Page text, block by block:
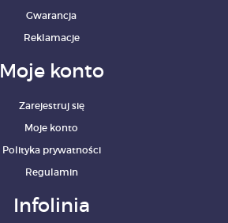
Gwarancja
Reklamacje
Moje konto
Zarejestruj się
Moje konto
Polityka prywatności
Regulamin
Infolinia